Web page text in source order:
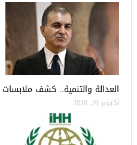
العدالة والتنمية.. كشف
أكتوبر 20, 2018